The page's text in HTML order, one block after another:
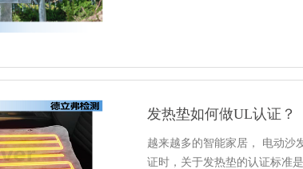
发热垫如何做UL认证？
越来越多的智能家居， 电动沙
证时，关于发热垫的认证标准